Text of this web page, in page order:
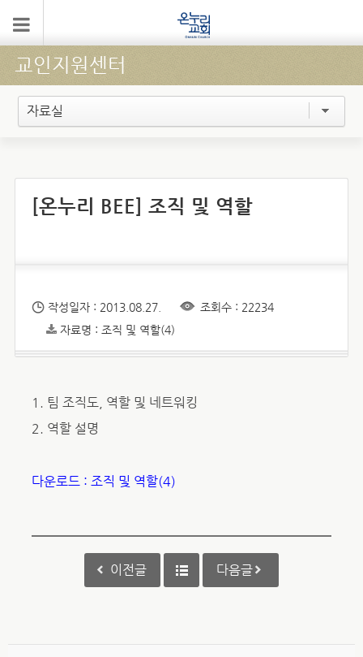
교인지원센터
자료실
[온누리 BEE] 조직 및 역할
작성일자 : 2013.08.27.
조회수 : 22234
자료명 : 조직 및 역할(4)
1. 팀 조직도, 역할 및 네트워킹
2. 역할 설명
다운로드 : 조직 및 역할(4)
이전글 다음글